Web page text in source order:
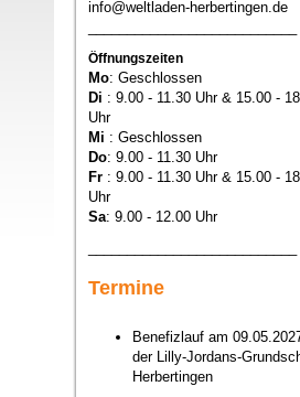
info@weltladen-herbertingen.de
Öffnungszeiten
Mo: Geschlossen
Di : 9.00 - 11.30 Uhr & 15.00 -
Uhr
Mi : Geschlossen
Do: 9.00 - 11.30 Uhr
Fr : 9.00 - 11.30 Uhr & 15.00 -
Uhr
Sa: 9.00 - 12.00 Uhr
Termine
Benefizlauf am
der Lilly-Jordans-
Herbertingen